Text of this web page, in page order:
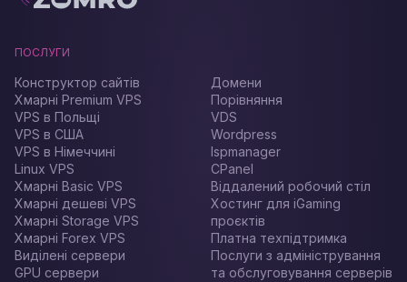
ПОСЛУГИ
Конструктор сайтів
Хмарні Premium VPS
VPS в Польщі
VPS в США
VPS в Німеччині
Linux VPS
Хмарні Basic VPS
Хмарні дешеві VPS
Хмарні Storage VPS
Хмарні Forex VPS
Виділені сервери
GPU сервери
Домени
Порівняння
VDS
Wordpress
Ispmanager
CPanel
Віддалений робочий стіл
Хостинг для iGaming
проєктів
Платна техпідтримка
Послуги з адміністрування
та обслуговування серверів